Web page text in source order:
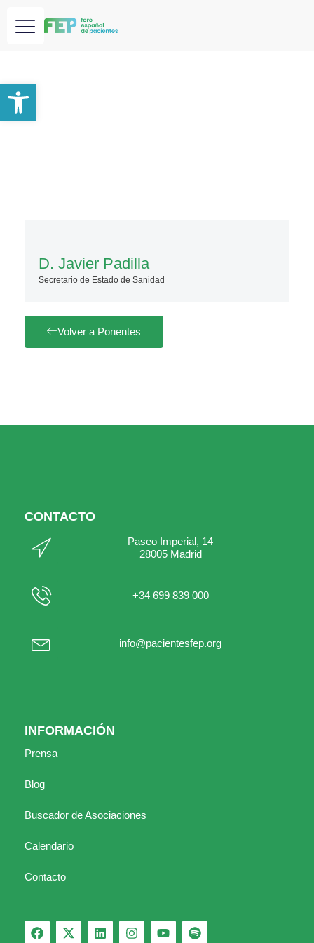
D. Javier Padilla
Secretario de Estado de Sanidad
Volver a Ponentes
CONTACTO
Paseo Imperial, 14
28005 Madrid
+34 699 839 000
info@pacientesfep.org
INFORMACIÓN
Prensa
Blog
Buscador de Asociaciones
Calendario
Contacto
Abrir barra de herramientas